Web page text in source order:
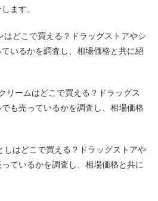
ます。
はどこで買える？ドラッグストアやシ
いるかを調査し、相場価格と共に紹
リームはどこで買える？ドラッグス
も売っているかを調査し、相場価格
しはどこで買える？ドラッグストアや
ているかを調査し、相場価格と共に